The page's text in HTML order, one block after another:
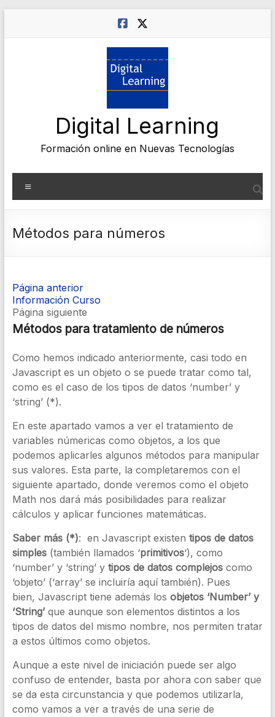
Digital Learning
Formación online en Nuevas Tecnologías
Métodos para números
Página anterior
Información Curso
Página siguiente
Métodos para tratamiento de números
Como hemos indicado anteriormente, casi todo en
Javascript es un objeto o se puede tratar como tal,
como es el caso de los tipos de datos ‘number’ y
‘string’ (*).
En este apartado vamos a ver el tratamiento de
variables númericas como objetos, a los que
podemos aplicarles algunos métodos para manipular
sus valores. Esta parte, la completaremos con el
siguiente apartado, donde veremos como el objeto
Math nos dará más posibilidades para realizar
cálculos y aplicar funciones matemáticas.
Saber más (*): en Javascript existen tipos de datos
simples(también llamados ‘primitivos‘), como
‘number’ y ‘string’ y tipos de datos complejoscomo
‘objeto’ (‘array’ se incluiría aquí también). Pues
bien, Javascript tiene además los objetos ‘Number’ y
‘String’que aunque son elementos distintos a los
tipos de datos del mismo nombre, nos permiten tratar
a estos últimos como objetos.
Aunque a este nivel de iniciación puede ser algo
confuso de entender, basta por ahora con saber que
se da esta circunstancia y que podemos utilizarla,
como vamos a ver a través de una serie de